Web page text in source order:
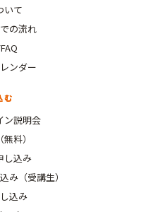
いて
の流れ
ンダー
む
ン説明会
料）
し込み
み（受講生）
込み